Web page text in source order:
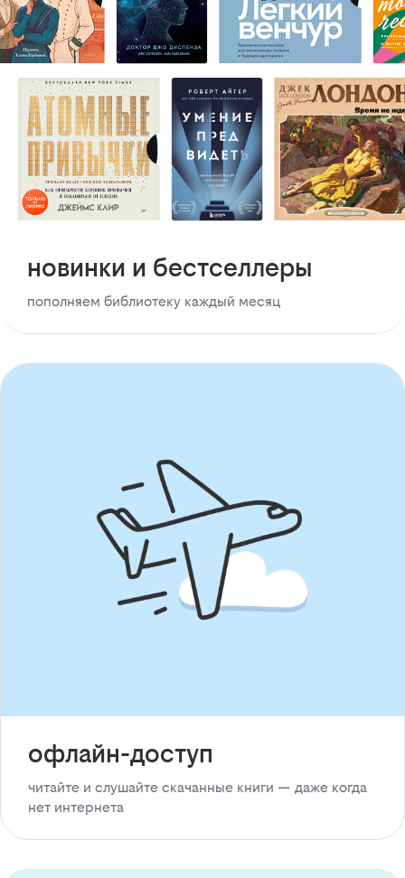
новинки и бестселлеры
пополняем библиотеку каждый месяц
офлайн-доступ
читайте и слушайте скачанные книги — даже когда
нет интернета